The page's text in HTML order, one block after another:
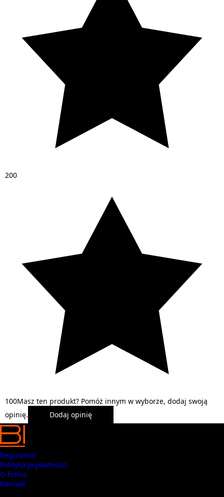
200
100Masz ten produkt? Pomóż innym w wyborze, dodaj swoją
opinię.
Dodaj opinię
Regulamin
Polityka prywatności
O firmie
Kontakt